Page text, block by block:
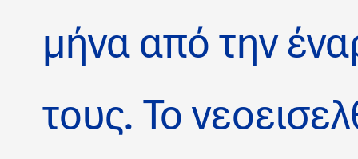
μήνα από την
τους. Το